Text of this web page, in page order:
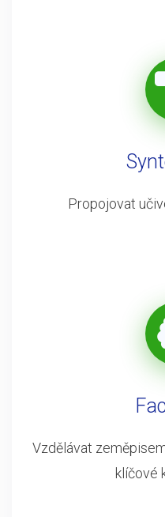
Propojovat
Vzdělávat
klíčové